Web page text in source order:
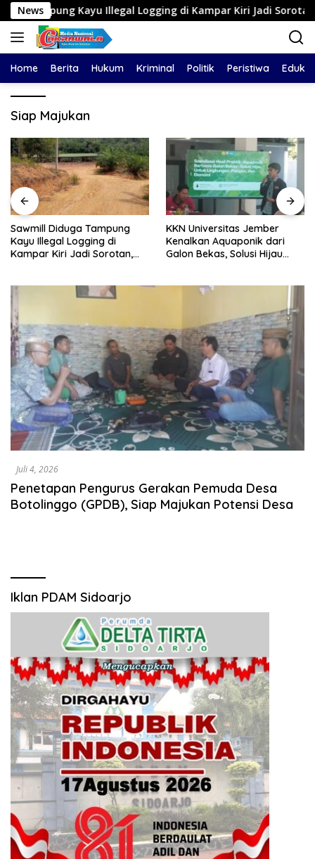
Langsung
ke
konten
News
Kayu Illegal Logging di Kampar Kiri Jadi Sorotan, Polisi Janji
Home Berita Hukum Kriminal Politik Peristiwa
Siap Majukan
Sawmill Diduga Tampung
Kayu Illegal Logging di
Kampar Kiri Jadi Sorotan,
KKN Universitas Jember
Kenalkan Aquaponik dari
Galon Bekas, Solusi Hijau
Juli 4, 2026
Penetapan Pengurus Gerakan Pemuda Desa
Botolinggo (GPDB), Siap Majukan Potensi Desa
Iklan PDAM Sidoarjo